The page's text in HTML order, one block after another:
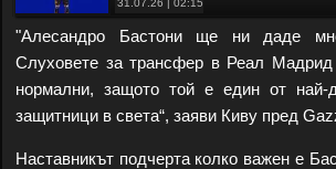
31.07.26 | 02:15
"Алесандро Бастони ще ни даде
Слуховете за трансфер в Реал
нормални, защото той е един от най-
защитници в света“, заяви Киву пред
Наставникът подчерта колко важен е